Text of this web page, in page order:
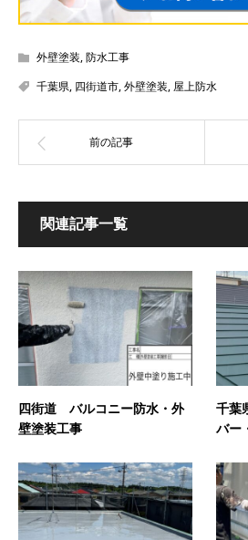
外壁塗装,防水工事
千葉県, 四街道市,外壁塗装,屋上防水
関連記事一覧
四街道 バルコニー防水・外
壁塗装工事
千
バー